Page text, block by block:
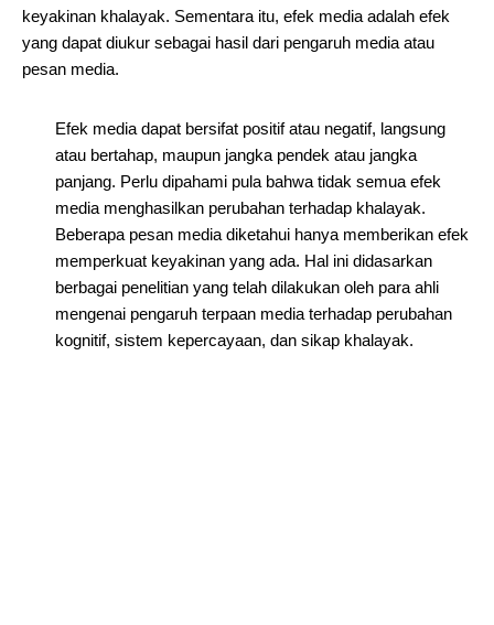
keyakinan khalayak. Sementara itu, efek media adalah efek
yang dapat diukur sebagai hasil dari pengaruh media atau
pesan media.
Efek media dapat bersifat positif atau negatif, langsung
atau bertahap, maupun jangka pendek atau jangka
panjang. Perlu dipahami pula bahwa tidak semua efek
media menghasilkan perubahan terhadap khalayak.
Beberapa pesan media diketahui hanya memberikan efek
memperkuat keyakinan yang ada. Hal ini didasarkan
berbagai penelitian yang telah dilakukan oleh para ahli
mengenai pengaruh terpaan media terhadap perubahan
kognitif, sistem kepercayaan, dan sikap khalayak.